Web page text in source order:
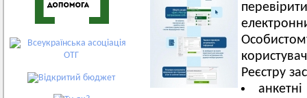
Реєстру